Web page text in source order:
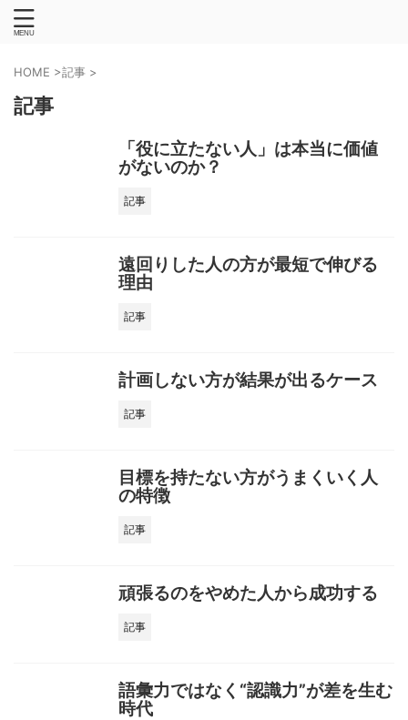
HOME >記事 >
記事
「役に立たない人」は本当に価値
がないのか？
記事
遠回りした人の方が最短で伸びる
理由
記事
計画しない方が結果が出るケース
記事
目標を持たない方がうまくいく人
の特徴
記事
頑張るのをやめた人から成功する
記事
語彙力ではなく“認識力”が差を生む
時代